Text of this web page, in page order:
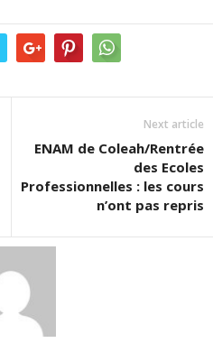
Next article
ENAM de Coleah/Rentrée
des Ecoles
Professionnelles : les cours
n’ont pas repris